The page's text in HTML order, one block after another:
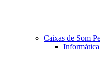
Caixas de Som